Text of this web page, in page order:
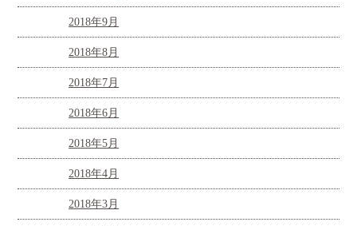
2018年9月
2018年8月
2018年7月
2018年6月
2018年5月
2018年4月
2018年3月